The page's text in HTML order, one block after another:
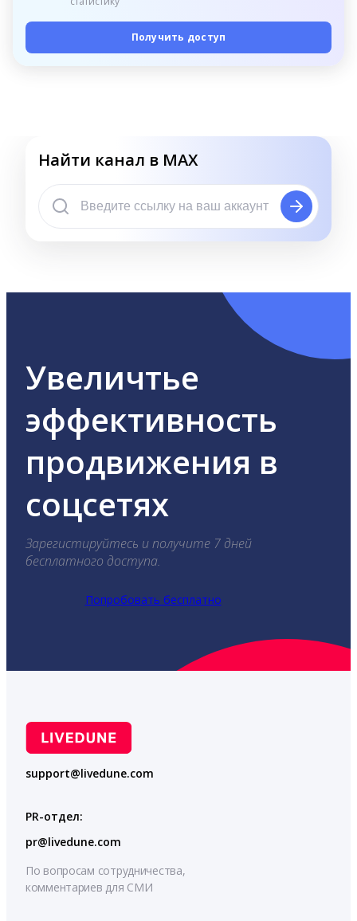
Получить доступ
Найти канал в MAX
Увеличтье
эффективность
продвижения в
соцсетях
Зарегистируйтесь и получите 7 дней
бесплатного доступа.
Попробовать бесплатно
support@livedune.com
PR-отдел:
pr@livedune.com
По вопросам сотрудничества,
комментариев для СМИ